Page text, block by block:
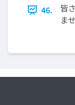
46.
皆
ま